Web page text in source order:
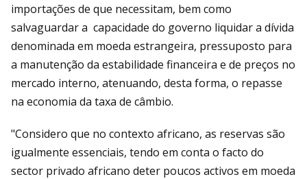
importações de que necessitam, bem como
salvaguardar a capacidade do governo liquidar a dívida
denominada em moeda estrangeira, pressuposto para
a manutenção da estabilidade financeira e de preços no
mercado interno, atenuando, desta forma, o repasse
na economia da taxa de câmbio.
"Considero que no contexto africano, as reservas são
igualmente essenciais, tendo em conta o facto do
sector privado africano deter poucos activos em moeda